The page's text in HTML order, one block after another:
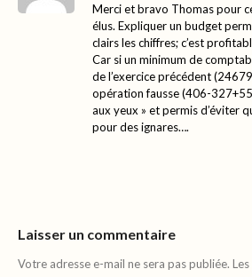
Merci et bravo Thomas pour
élus. Expliquer un budget
clairs les chiffres; c’est
Car si un minimum de
de l’exercice précédent
opération fausse (406-
aux yeux » et permis d’éviter
pour des ignares….
Laisser un commentaire
Votre adresse e-mail ne sera pas publiée.